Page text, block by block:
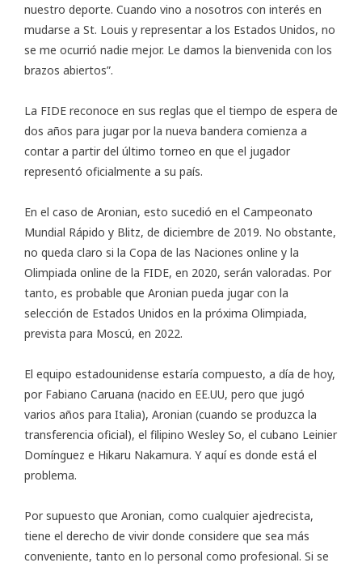
nuestro deporte. Cuando vino a nosotros con interés en
mudarse a St. Louis y representar a los Estados Unidos, no
se me ocurrió nadie mejor. Le damos la bienvenida con los
brazos abiertos”.
La FIDE reconoce en sus reglas que el tiempo de espera de
dos años para jugar por la nueva bandera comienza a
contar a partir del último torneo en que el jugador
representó oficialmente a su país.
En el caso de Aronian, esto sucedió en el Campeonato
Mundial Rápido y Blitz, de diciembre de 2019. No obstante,
no queda claro si la Copa de las Naciones online y la
Olimpiada online de la FIDE, en 2020, serán valoradas. Por
tanto, es probable que Aronian pueda jugar con la
selección de Estados Unidos en la próxima Olimpiada,
prevista para Moscú, en 2022.
El equipo estadounidense estaría compuesto, a día de hoy,
por Fabiano Caruana (nacido en EE.UU, pero que jugó
varios años para Italia), Aronian (cuando se produzca la
transferencia oficial), el filipino Wesley So, el cubano Leinier
Domínguez e Hikaru Nakamura. Y aquí es donde está el
problema.
Por supuesto que Aronian, como cualquier ajedrecista,
tiene el derecho de vivir donde considere que sea más
conveniente, tanto en lo personal como profesional. Si se